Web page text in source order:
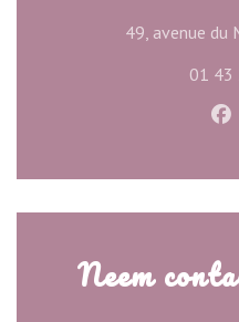
49, avenue du
01 43
Neem